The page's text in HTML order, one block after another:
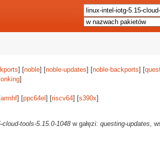
] [noble] [noble-updates] [noble-backports] [
]
armhf] [ppc64el ] [riscv64] [s390x]
cloud-tools-5.15.0-1048 w gałęzi: questing-updates,